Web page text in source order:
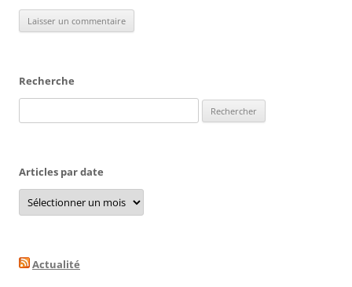
Recherche
Articles par date
Articles
par
date
Actualité